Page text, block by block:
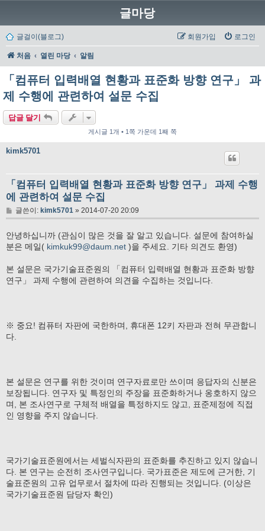
글마당
글걸이(블로그) 로그인
회원가입
처음 열린 마당 알림
「컴퓨터 입력배열 현황과 표준화 방향 연구」 과
제 수행에 관련하여 설문 수집
답글 달기
게시글 1개 • 1쪽 가운데 1째 쪽
kimk5701
「컴퓨터 입력배열 현황과 표준화 방향 연구」 과제 수행
에 관련하여 설문 수집
글
글쓴이: kimk5701» 2014-07-20 20:09
안녕하십니까 (관심이 많은 것을 잘 알고 있습니다. 설문에 참여하실
분은 메일( kimkuk99@daum.net )을 주세요. 기타 의견도 환영)
본 설문은 국가기술표준원의 「컴퓨터 입력배열 현황과 표준화 방향
연구」 과제 수행에 관련하여 의견을 수집하는 것입니다.
※ 중요! 컴퓨터 자판에 국한하며, 휴대폰 12키 자판과 전혀 무관합니
다.
본 설문은 연구를 위한 것이며 연구자료로만 쓰이며 응답자의 신분은
보장됩니다. 연구자 및 특정인의 주장을 표준화하거나 옹호하지 않으
며, 본 조사연구로 구체적 배열을 특정하지도 않고, 표준제정에 직접
인 영향을 주지 않습니다.
국가기술표준원에서는 세벌식자판의 표준화를 추진하고 있지 않습니
다. 본 연구는 순전히 조사연구입니다. 국가표준은 제도에 근거한, 기
술표준원의 고유 업무로서 절차에 따라 진행되는 것입니다. (이상은
국가기술표준원 담당자 확인)